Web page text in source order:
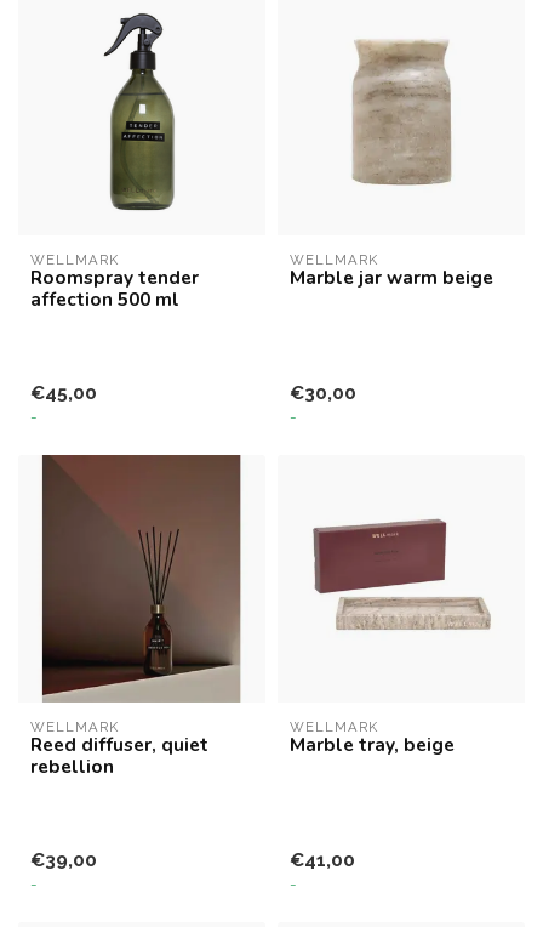
WELLMARK
Roomspray tender
affection 500 ml
€45,00
-
WELLMARK
Marble jar warm beige
€30,00
-
WELLMARK
Reed diffuser, quiet
rebellion
€39,00
-
WELLMARK
Marble tray, beige
€41,00
-